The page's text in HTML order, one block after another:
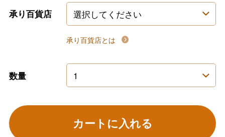
承り百貨店
承り百貨店とは
数量
カートに入れる